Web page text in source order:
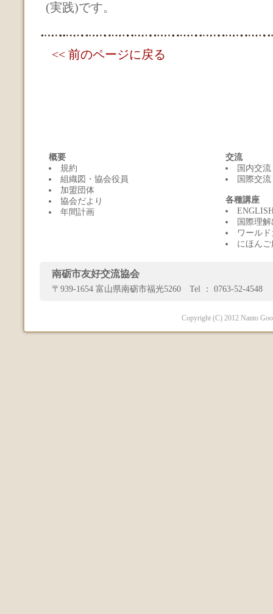
(実践)です。
<< 前のページに戻る
概要
規約
組織図・協会役員
加盟団体
協会だより
年間計画
交流
国内交流
国際交流
各種講座
国際理
ワール
にほん
南砺市友好交流協会
〒939-1654 富山県南砺市福光5260 Tel ： 0763-52-
Copyright (C) 2012 Nanto